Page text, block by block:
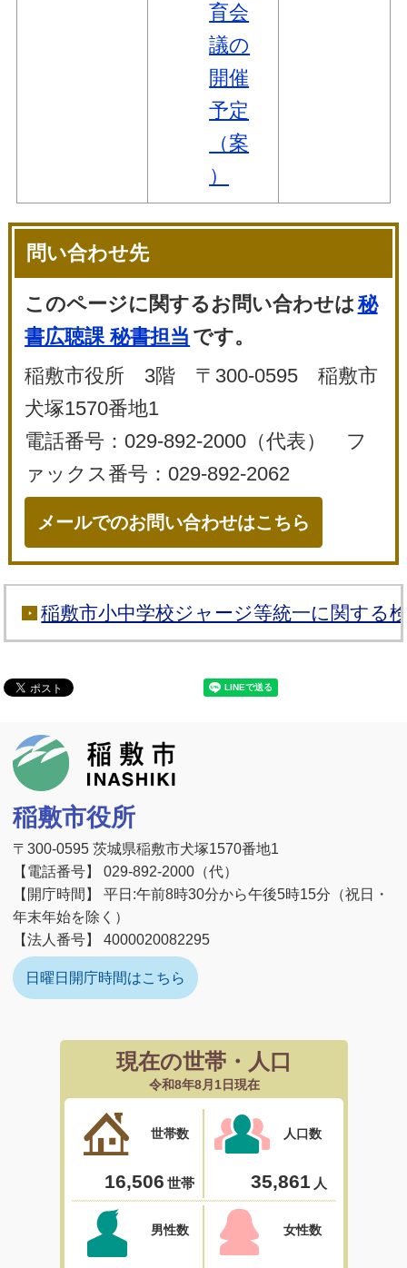
育会
議の
開催
予定
（案
）
問い合わせ先
このページに関するお問い合わせは秘
書広聴課 秘書担当 です。
稲敷市役所 3階 〒300-0595 稲敷市
犬塚1570番地1
電話番号：029-892-2000（代表） フ
ァックス番号：029-892-2062
メールでのお問い合わせはこちら
稲敷市小中学校ジャージ等統一に関する
稲敷市役所
〒300-0595 茨城県稲敷市犬塚1570番地1
【電話番号】 029-892-2000（代）
【開庁時間】 平日:午前8時30分から午後5時15分（祝日・
年末年始を除く）
【法人番号】 4000020082295
日曜日開庁時間はこちら